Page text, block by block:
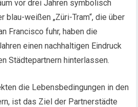
vor drei Jahren symbolisch
blau-weißen „Züri-Tram“, die über
Francisco fuhr, haben die
einen nachhaltigen Eindruck
Städtepartnern hinterlassen.
die Lebensbedingungen in den
ist das Ziel der Partnerstädte